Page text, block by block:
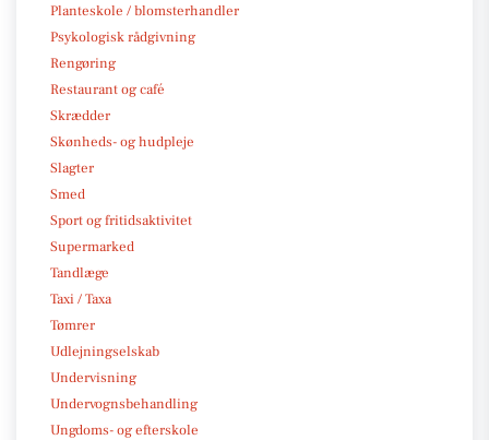
Planteskole / blomsterhandler
Psykologisk rådgivning
Rengøring
Restaurant og café
Skrædder
Skønheds- og hudpleje
Slagter
Smed
Sport og fritidsaktivitet
Supermarked
Tandlæge
Taxi / Taxa
Tømrer
Udlejningselskab
Undervisning
Undervognsbehandling
Ungdoms- og efterskole